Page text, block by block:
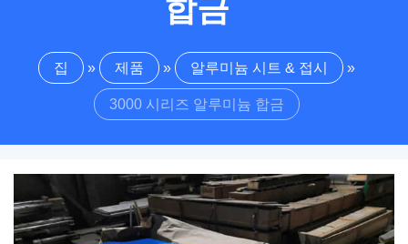
합금
집 » 제품 » 알루미늄 시트 & 접시 »
3000 시리즈 알루미늄 합금